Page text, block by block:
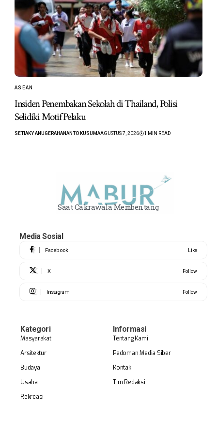
ASEAN
Insiden Penembakan Sekolah di Thailand, Polisi
Selidiki Motif Pelaku
SETIAKY ANUGERAHANANTO KUSUMAAGUSTUS 7, 2026 1 MIN READ
Saat Cakrawala Membentang
Media Sosial
Facebook Like
X Follow
Instagram Follow
Kategori
Masyarakat
Arsitektur
Budaya
Usaha
Rekreasi
Informasi
Tentang Kami
Pedoman Media Siber
Kontak
Tim Redaksi